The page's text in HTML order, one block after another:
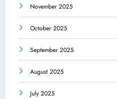
November 2025
October 2025
September 2025
August 2025
July 2025